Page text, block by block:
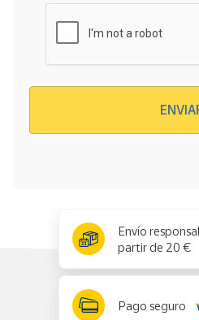
Envío
partir de 20 €
Pago seguro